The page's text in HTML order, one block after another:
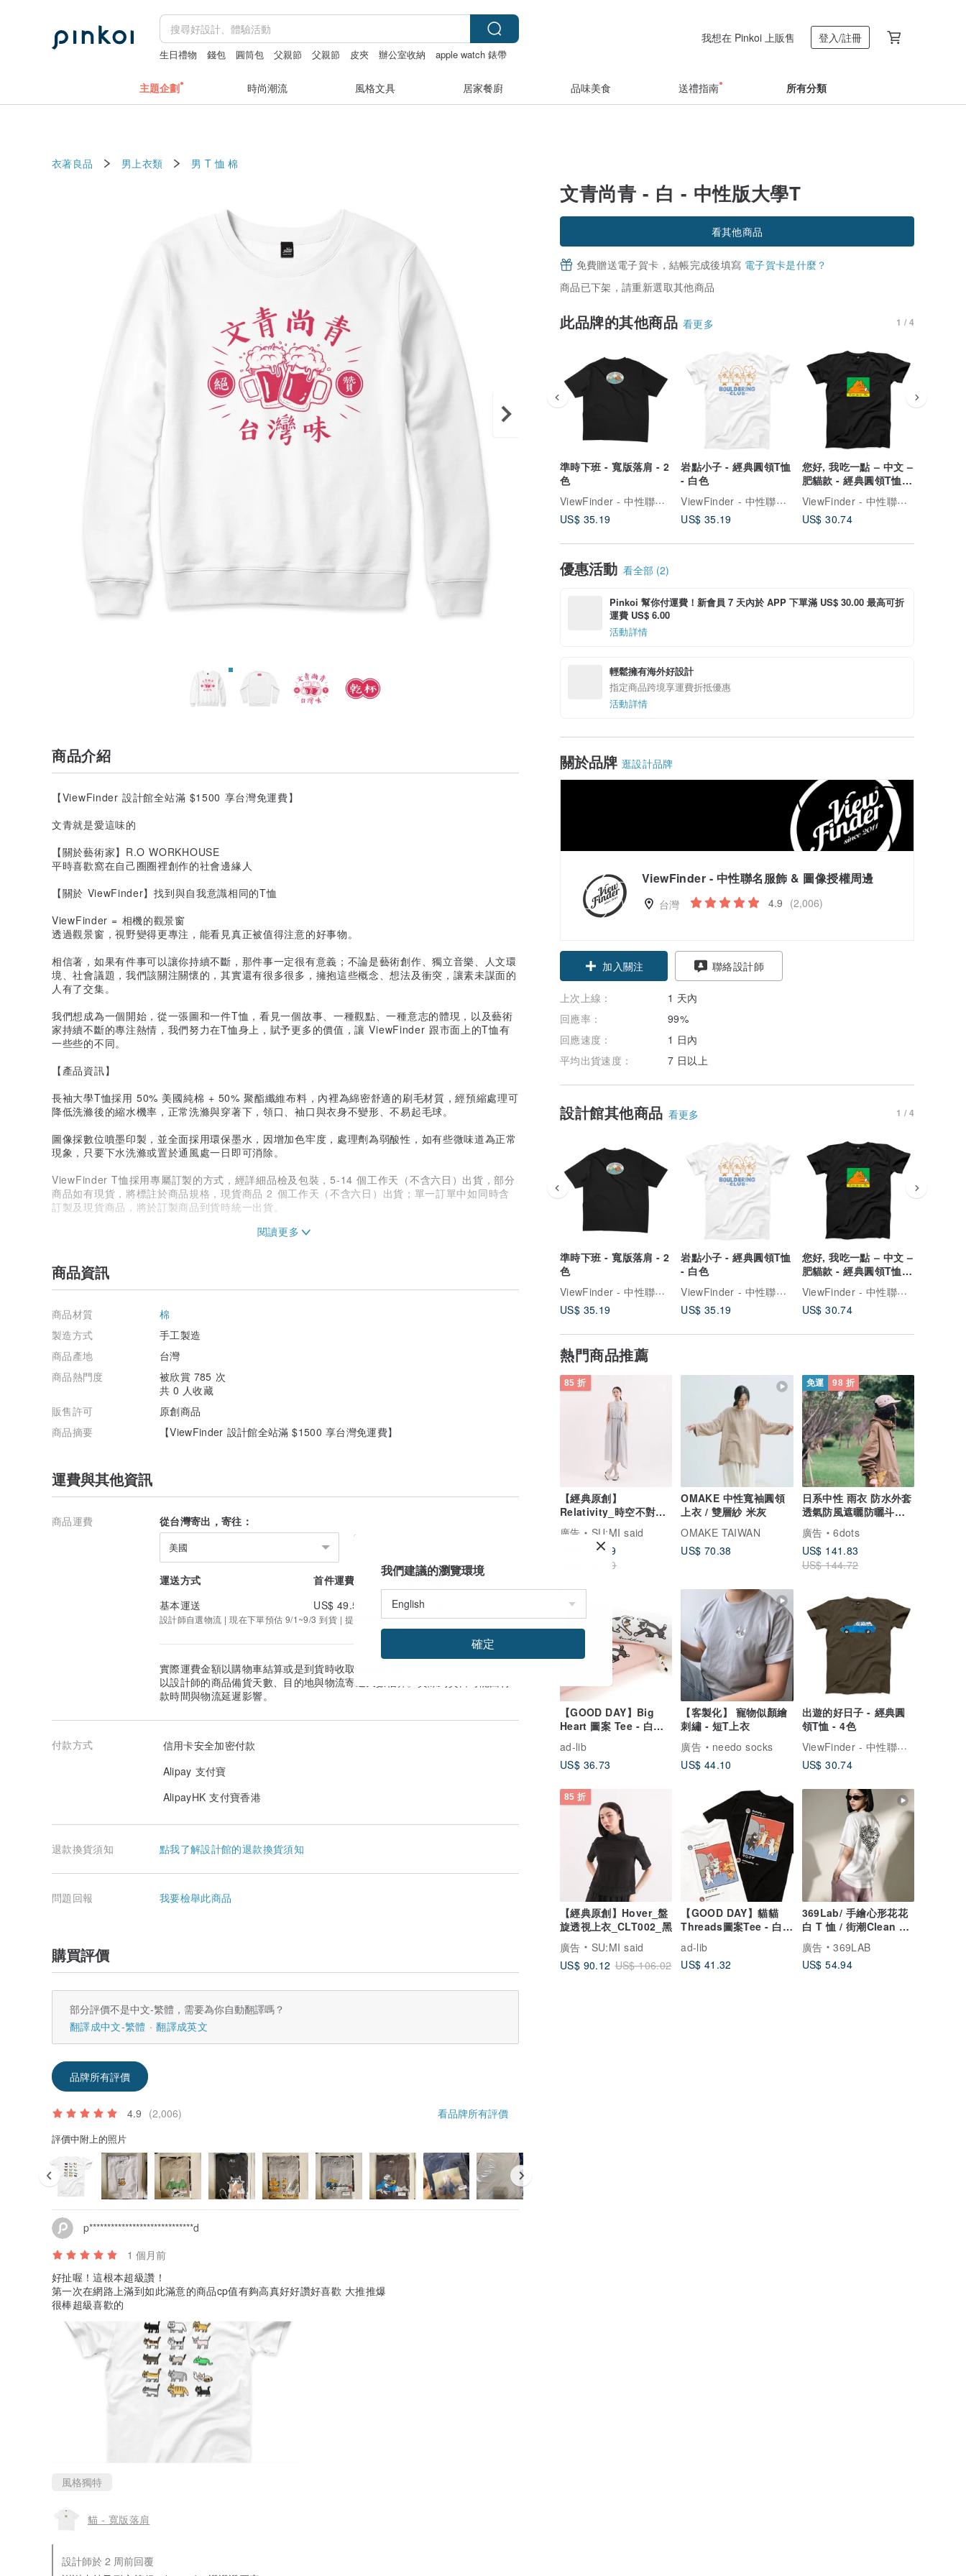
生日禮物 錢包 圓筒包 父親節 父親節 皮夾 辦公室收納 apple watch 錶帶
我想在 Pinkoi 上販售 登入/註冊
主題企劃 時尚潮流 風格文具 居家餐廚 品味美食 送禮指南 所有分類
衣著良品 男上衣類 男 T 恤 棉
文青尚青 - 白 - 中性版大學T
看其他商品
免費贈送電子賀卡，結帳完成後填寫 電子賀卡是什麼？
商品已下架，請重新選取其他商品
此品牌的其他商品 看更多 1 / 4
準時下班 - 寬版落肩 - 2
色
ViewFinder - 中性聯名服飾 & 圖像授權周邊
US$ 35.19
岩點小子 - 經典圓領T恤
- 白色
ViewFinder - 中性聯名服飾 & 圖像授權周邊
US$ 35.19
您好, 我吃一點 – 中文 –
肥貓款 - 經典圓領T恤 -
ViewFinder - 中性聯名服飾 & 圖像授權周邊
US$ 30.74
優惠活動 看全部 (2)
Pinkoi 幫你付運費！新會員 7 天內於 APP 下單滿 US$ 30.00 最高可折
運費 US$ 6.00
活動詳情
輕鬆擁有海外好設計
指定商品跨境享運費折抵優惠
活動詳情
關於品牌 逛設計品牌
ViewFinder - 中性聯名服飾 & 圖像授權周邊
台灣 4.9 (2,006)
加入關注 聯絡設計師
上次上線：
1 天內
回應率：
99%
回應速度：
1 日內
平均出貨速度：
7 日以上
設計館其他商品 看更多 1 / 4
準時下班 - 寬版落肩 - 2
色
ViewFinder - 中性聯名服飾 & 圖像授權周邊
US$ 35.19
岩點小子 - 經典圓領T恤
- 白色
ViewFinder - 中性聯名服飾 & 圖像授權周邊
US$ 35.19
您好, 我吃一點 – 中文 –
肥貓款 - 經典圓領T恤 -
2色
ViewFinder - 中性聯名服飾 & 圖像授權周邊
US$ 30.74
熱門商品推薦
85 折
【經典原創】
Relativity_時空不對稱
洋裝_CLD002_淺藍
廣告
SU:MI said
US$ 124.19
US$ 146.10
OMAKE 中性寬袖圓領
上衣 / 雙層紗 米灰
OMAKE TAIWAN
US$ 70.38
免運 98 折
日系中性 雨衣 防水外套
透氣防風遮曬防曬斗篷
啡(香港製)
廣告
6dots
US$ 141.83
US$ 144.72
【GOOD DAY】Big
Heart 圖案 Tee - 白色//
粉紅色 (ZT1027)
ad-lib
US$ 36.73
【客製化】 寵物似顏繪
刺繡 - 短T上衣
廣告
needo socks
US$ 44.10
出遊的好日子 - 經典圓
領T恤 - 4色
ViewFinder - 中性聯名服飾 & 圖像授權周邊
US$ 30.74
85 折
【經典原創】Hover_盤
旋透視上衣_CLT002_黑
廣告
SU:MI said
US$ 90.12 US$ 106.02
【GOOD DAY】貓貓
Threads圖案Tee - 白色
ad-lib
US$ 41.32
369Lab/ 手繪心形花花
白 T 恤 / 街潮Clean Fit
合體版型/ 短袖
廣告
369LAB
US$ 54.94
商品介紹
【ViewFinder 設計館全站滿 $1500 享台灣免運費】
文青就是愛這味的
【關於藝術家】R.O WORKHOUSE
平時喜歡窩在自己圈圈裡創作的社會邊緣人
【關於 ViewFinder】找到與自我意識相同的T恤
ViewFinder = 相機的觀景窗
透過觀景窗，視野變得更專注，能看見真正被值得注意的好事物。
相信著，如果有件事可以讓你持續不斷，那件事一定很有意義；不論是藝術創作、獨立音樂、人文環
境、社會議題，我們該關注關懷的，其實還有很多很多，擁抱這些概念、想法及衝突，讓素未謀面的
人有了交集。
我們想成為一個開始，從一張圖和一件T恤，看見一個故事、一種觀點、一種意志的體現，以及藝術
家持續不斷的專注熱情，我們努力在T恤身上，賦予更多的價值，讓 ViewFinder 跟市面上的T恤有
一些些的不同。
【產品資訊】
長袖大學T恤採用 50% 美國純棉 + 50% 聚酯纖維布料，內裡為綿密舒適的刷毛材質，經預縮處理可
降低洗滌後的縮水機率，正常洗滌與穿著下，領口、袖口與衣身不變形、不易起毛球。
圖像採數位噴墨印製，並全面採用環保墨水，因增加色牢度，處理劑為弱酸性，如有些微味道為正常
現象，只要下水洗滌或置於通風處一日即可消除。
ViewFinder T恤採用專屬訂製的方式，經詳細品檢及包裝，5-14 個工作天（不含六日）出貨，部分
商品如有現貨，將標註於商品規格，現貨商品 2 個工作天（不含六日）出貨；單一訂單中如同時含
訂製及現貨商品，將於訂製商品到貨時統一出貨。
商品資訊
商品材質
棉
製造方式
手工製造
商品產地
台灣
商品熱門度
被欣賞 785 次
共 0 人收藏
販售許可
原創商品
商品摘要
【ViewFinder 設計館全站滿 $1500 享台灣免運費】
運費與其他資訊
商品運費 從台灣寄出，寄往：
美國
運送方式 首件運費
續件加收
基本運送
US$ 49.50 US$ 0.00
設計師自選物流 | 現在下單預估 9/1~9/3 到貨 | 提供追蹤
實際運費金額以購物車結算或是到貨時收取的金額為準。
以設計師的商品備貨天數、目的地與物流寄送天數估算。實際到貨日可能因付
款時間與物流延遲影響。
付款方式
信用卡安全加密付款
Alipay 支付寶
AlipayHK 支付寶香港
退款換貨須知 點我了解設計館的退款換貨須知
問題回報 我要檢舉此商品
購買評價
部分評價不是中文-繁體，需要為你自動翻譯嗎？
翻譯成中文-繁體
翻譯成英文
品牌所有評價
4.9 (2,006) 看品牌所有評價
評價中附上的照片
p*****************************d
1 個月前
好扯喔！這根本超級讚！
第一次在網路上滿到如此滿意的商品cp值有夠高真好好讚好喜歡 大推推爆
很棒超級喜歡的
風格獨特
貓 - 寬版落肩
設計師於 2 周前回覆
我們建議的瀏覽環境
確定